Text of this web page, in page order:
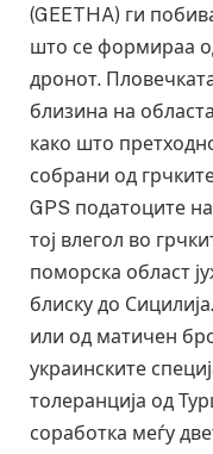
(GEETHA) ги
што се формираа
дронот.
близина на
како што
собрани од
GPS податоците
тој влегол во
поморска област
блиску до
или од матичен
украинските
толеранција од
соработка меѓу